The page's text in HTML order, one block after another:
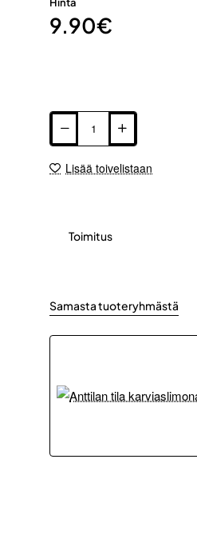
9.90€
Lisää toivelistaan
Toimitus
Samasta tuoteryhmästä